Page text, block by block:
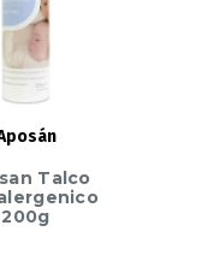
Talco
200g